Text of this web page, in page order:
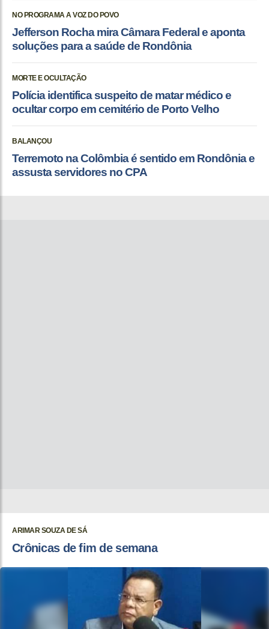
NO PROGRAMA A VOZ DO POVO
Jefferson Rocha mira Câmara Federal e aponta
soluções para a saúde de Rondônia
MORTE E OCULTAÇÃO
Polícia identifica suspeito de matar médico e
ocultar corpo em cemitério de Porto Velho
BALANÇOU
Terremoto na Colômbia é sentido em Rondônia e
assusta servidores no CPA
ARIMAR SOUZA DE SÁ
Crônicas de fim de semana